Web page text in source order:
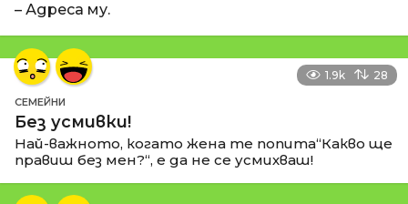
– Адреса му.
1.9k 28
СЕМЕЙНИ
Без усмивки!
Най-важното, когато жена те попита“Какво ще
правиш без мен?“, е да не се усмихваш!